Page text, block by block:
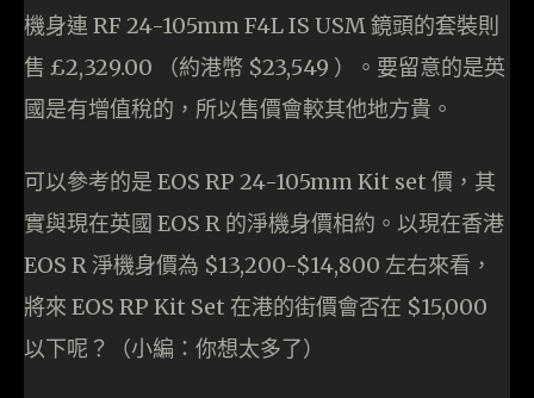
機身連 RF 24-105mm F4L IS USM 鏡頭的套裝則
售 £2,329.00 （約港幣 $23,549 ）。要留意的是英
國是有增值稅的，所以售價會較其他地方貴。
可以參考的是 EOS RP 24-105mm Kit set 價，其
實與現在英國 EOS R 的淨機身價相約。以現在香港
EOS R 淨機身價為 $13,200-$14,800 左右來看，
將來 EOS RP Kit Set 在港的街價會否在 $15,000
以下呢？（小編：你想太多了）